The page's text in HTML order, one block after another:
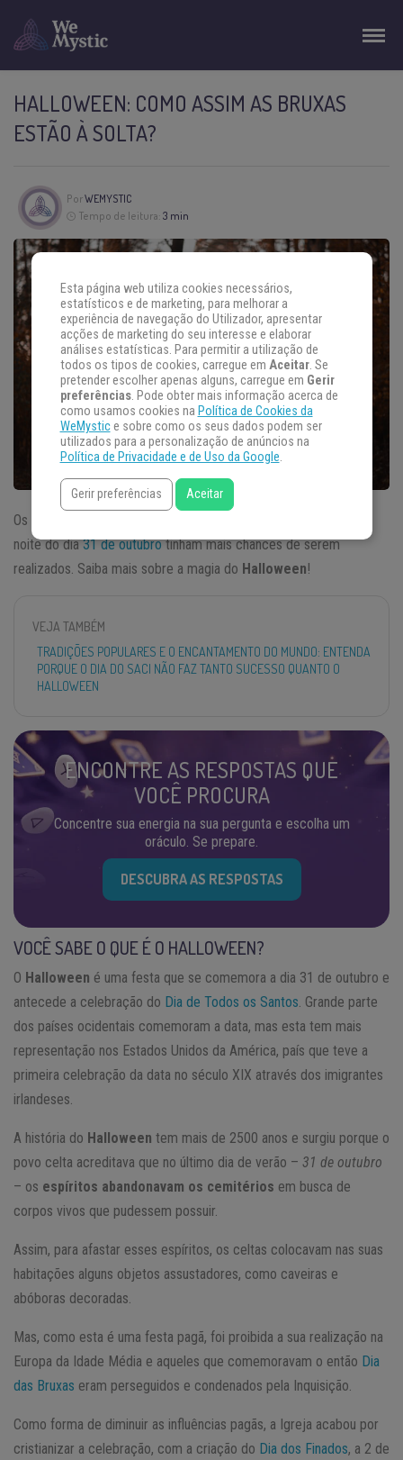
HALLOWEEN: COMO ASSIM AS BRUXAS
ESTÃO À SOLTA?
PorWEMYSTIC
Tempo de leitura: 3 min
Os celtas acreditavam que todos os pedidos realizados à meia-
noite do dia31 de outubrotinham mais chances de serem
realizados. Saiba mais sobre a magia do Halloween!
VEJA TAMBÉM
TRADIÇÕES POPULARES E O ENCANTAMENTO DO MUNDO: ENTENDA
PORQUE O DIA DO SACI NÃO FAZ TANTO SUCESSO QUANTO O
HALLOWEEN
ENCONTRE AS RESPOSTAS QUE
VOCÊ PROCURA
Concentre sua energia na sua pergunta e escolha um
oráculo. Se prepare.
DESCUBRA AS RESPOSTAS
VOCÊ SABE O QUE É O HALLOWEEN?
O Halloween é uma festa que se comemora a dia 31 de outubro e
antecede a celebração do Dia de Todos os Santos . Grande parte
dos países ocidentais comemoram a data, mas esta tem mais
representação nos Estados Unidos da América, país que teve a
primeira celebração da data no século XIX através dos imigrantes
irlandeses.
A história do Halloween tem mais de 2500 anos e surgiu porque o
povo celta acreditava que no último dia de verão – 31 de outubro
– os espíritos abandonavam os cemitérios em busca de
corpos vivos que pudessem possuir.
Assim, para afastar esses espíritos, os celtas colocavam nas suas
habitações alguns objetos assustadores, como caveiras e
abóboras decoradas.
Mas, como esta é uma festa pagã, foi proibida a sua realização na
Europa da Idade Média e aqueles que comemoravam o então Dia
das Bruxas eram perseguidos e condenados pela Inquisição.
Como forma de diminuir as influências pagãs, a Igreja acabou por
cristianizar a celebração, com a criação do Dia dos Finados, a 2 de
Esta página web utiliza cookies necessários,
estatísticos e de marketing, para melhorar a
experiência de navegação do Utilizador, apresentar
acções de marketing do seu interesse e elaborar
análises estatísticas. Para permitir a utilização de
todos os tipos de cookies, carregue em Aceitar. Se
pretender escolher apenas alguns, carregue em Gerir
preferências. Pode obter mais informação acerca de
como usamos cookies na Política de Cookies da
WeMystice sobre como os seus dados podem ser
utilizados para a personalização de anúncios na
Política de Privacidade e de Uso da Google.
Gerir preferências Aceitar